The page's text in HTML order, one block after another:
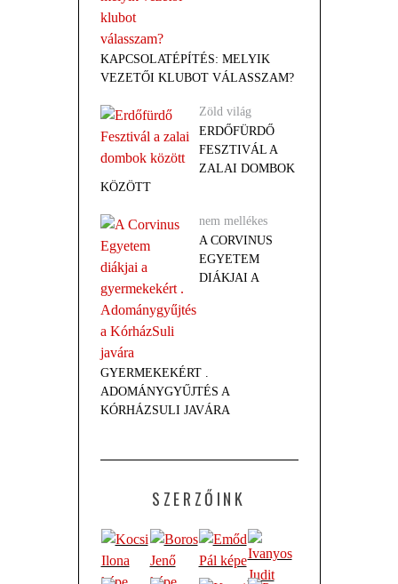
KAPCSOLATÉPÍTÉS: MELYIK
VEZETŐI KLUBOT VÁLASSZAM?
Zöld világ
ERDŐFÜRDŐ
FESZTIVÁL A
ZALAI DOMBOK
KÖZÖTT
nem mellékes
A CORVINUS
EGYETEM
DIÁKJAI A
GYERMEKEKÉRT .
ADOMÁNYGYŰJTÉS A
KÓRHÁZSULI JAVÁRA
SZERZŐINK